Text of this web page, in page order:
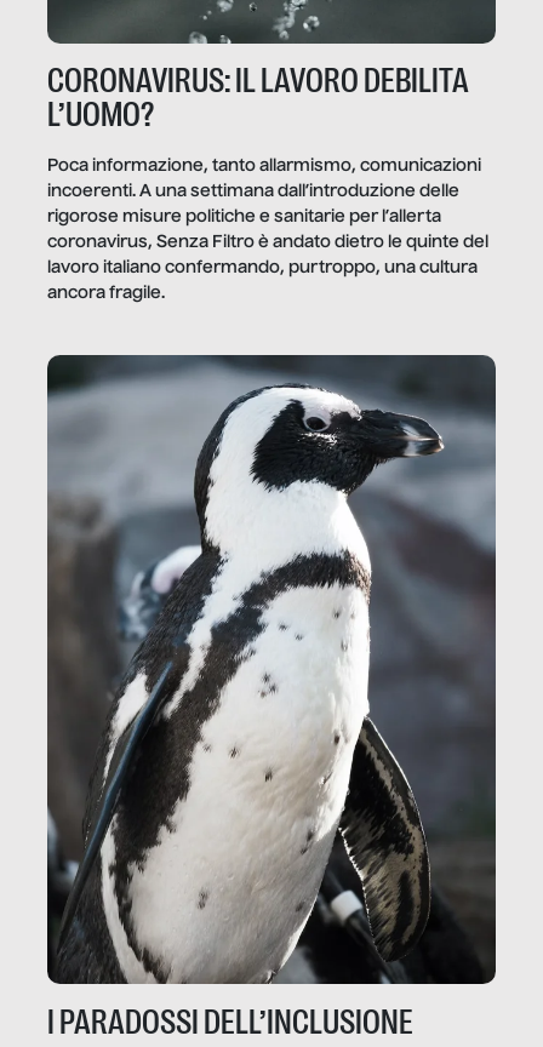
CORONAVIRUS: IL LAVORO DEBILITA
L’UOMO?
Poca informazione, tanto allarmismo, comunicazioni
incoerenti. A una settimana dall’introduzione delle
rigorose misure politiche e sanitarie per l’allerta
coronavirus, Senza Filtro è andato dietro le quinte del
lavoro italiano confermando, purtroppo, una cultura
ancora fragile.
I PARADOSSI DELL’INCLUSIONE